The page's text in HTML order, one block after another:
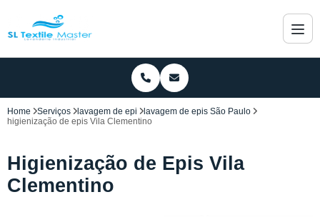
Home Serviços lavagem de epi
lavagem de epis São Paulo
higienização de epis Vila Clementino
Higienização de Epis Vila
Clementino